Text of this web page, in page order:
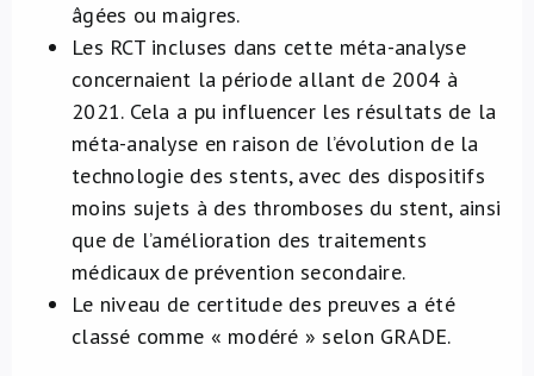
âgées ou maigres.
Les RCT incluses dans cette méta-analyse
concernaient la période allant de 2004 à
2021. Cela a pu influencer les résultats de la
méta-analyse en raison de l’évolution de la
technologie des stents, avec des dispositifs
moins sujets à des thromboses du stent, ainsi
que de l’amélioration des traitements
médicaux de prévention secondaire.
Le niveau de certitude des preuves a été
classé comme « modéré » selon GRADE.